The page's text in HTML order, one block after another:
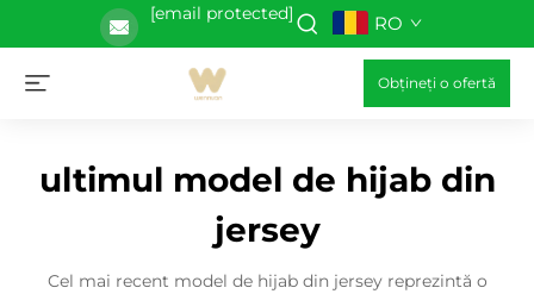
[email protected] RO
Obțineți o ofertă
ultimul model de hijab din
jersey
Cel mai recent model de hijab din jersey reprezintă o